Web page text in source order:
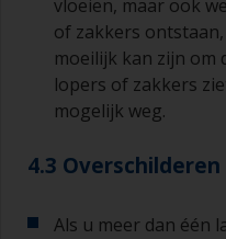
doorschuurt en
liggen.
vloeien, maar ook
of zakkers
moeilijk kan zijn om
lopers of zakkers
mogelijk weg.
4.3 Overschilderen
Als u meer dan één